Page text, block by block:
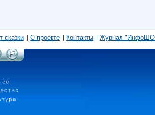
сказки О проекте Контакты Журнал